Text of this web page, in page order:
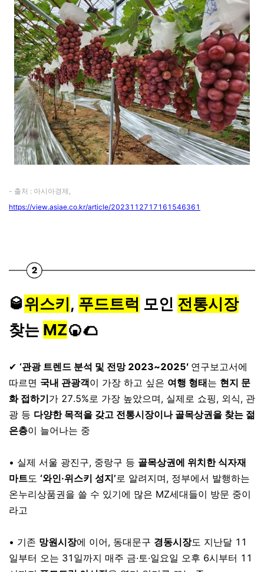
- 출처 : 아시아경제,
https://view.asiae.co.kr/article/2023112717161546361
🥃위스키, 푸드트럭 모인 전통시장
찾는 MZ🍘🌮
✔ ‘관광 트렌드 분석 및 전망 2023~2025′ 연구보고서에
따르면 국내 관광객이 가장 하고 싶은 여행 형태는 현지 문
화 접하기가 27.5%로 가장 높았으며, 실제로 쇼핑, 외식, 관
광 등 다양한 목적을 갖고 전통시장이나 골목상권을 찾는 젊
은층이 늘어나는 중
• 실제 서울 광진구, 중랑구 등 골목상권에 위치한 식자재
마트도 ‘와인·위스키 성지’로 알려지며, 정부에서 발행하는
온누리상품권을 쓸 수 있기에 많은 MZ세대들이 방문 중이
라고
• 기존 망원시장에 이어, 동대문구 경동시장도 지난달 11
일부터 오는 31일까지 매주 금·토·일요일 오후 6시부터 11